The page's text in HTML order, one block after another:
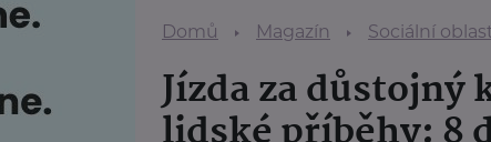
Domů Magazín Sociální
Jízda za